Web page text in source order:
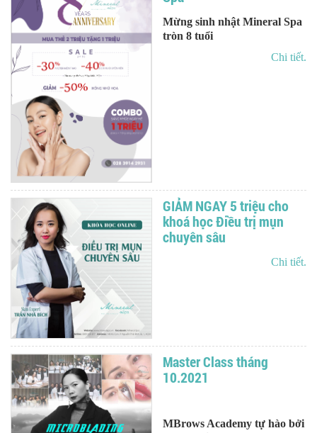
Mừng sinh nhật Mineral Spa
tròn 8 tuổi
Chi tiết.
GIẢM NGAY 5 triệu cho
khoá học Điều trị mụn
chuyên sâu
Chi tiết.
Master Class tháng
10.2021
MBrows Academy tự hào bởi